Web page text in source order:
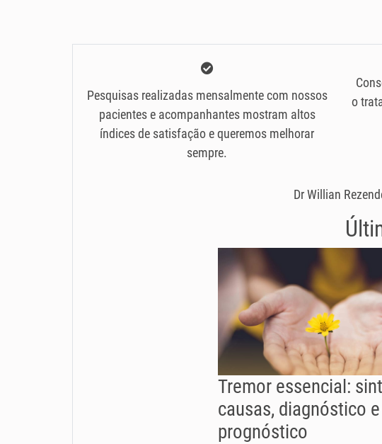
Pesquisas realizadas mensalmente com nossos
pacientes e acompanhantes mostram altos
índices de satisfação e queremos melhorar
sempre.
o
Dr Willian
Tremor essencial:
causas, diagnóstico e
prognóstico